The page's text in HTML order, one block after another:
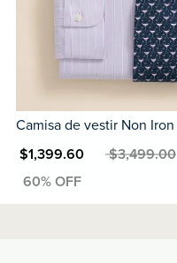
Camisa de vestir Non Iron
$1,399.60MXN $3,499.00